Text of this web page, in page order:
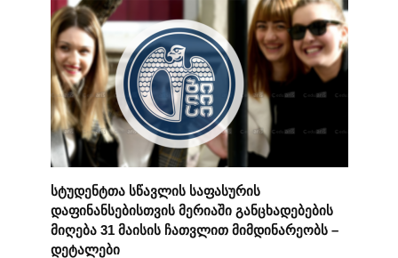
სტუდენტთა სწავლის საფასურის
დაფინანსებისთვის მერიაში განცხადებების
მიღება 31 მაისის ჩათვლით მიმდინარეობს –
დეტალები